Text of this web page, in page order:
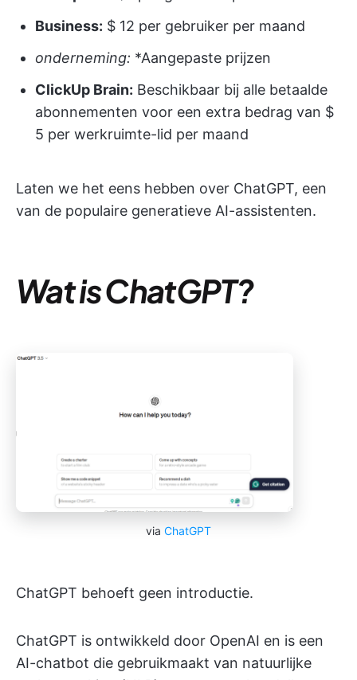
Business: $ 12 per gebruiker per maand
onderneming: *Aangepaste prijzen
ClickUp Brain: Beschikbaar bij alle betaalde
abonnementen voor een extra bedrag van $
5 per werkruimte-lid per maand
Laten we het eens hebben over ChatGPT, een
van de populaire generatieve AI-assistenten.
Wat is ChatGPT?
via ChatGPT
ChatGPT behoeft geen introductie.
ChatGPT is ontwikkeld door OpenAI en is een
AI-chatbot die gebruikmaakt van natuurlijke